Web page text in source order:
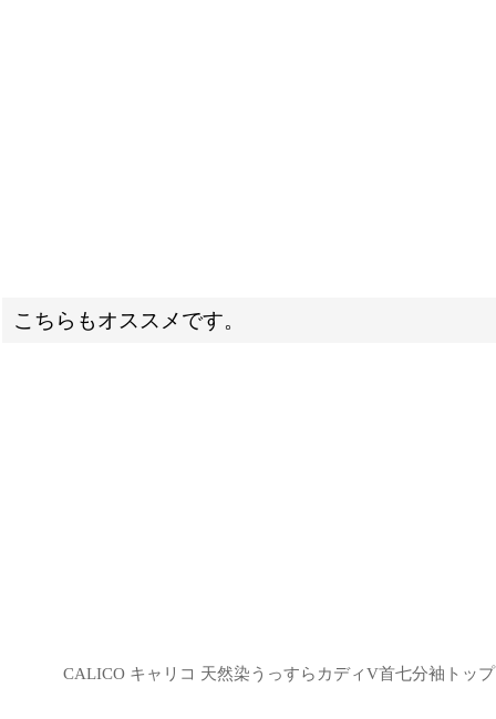
こちらもオススメです。
CALICO キャリコ 天然染うっすらカディV首七分袖トッ